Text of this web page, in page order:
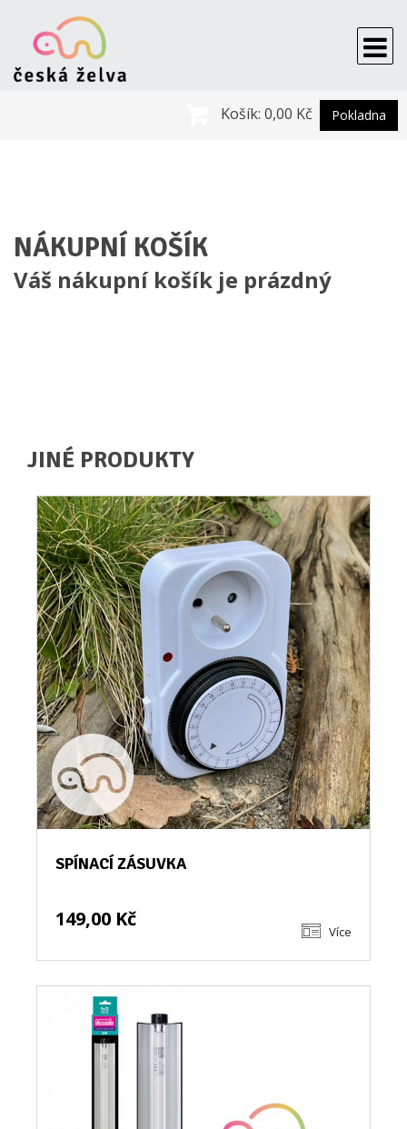
Košík: 0,00 Kč Pokladna
NÁKUPNÍ KOŠÍK
Váš nákupní košík je prázdný
JINÉ PRODUKTY
SPÍNACÍ ZÁSUVKA
149,00 Kč
Více